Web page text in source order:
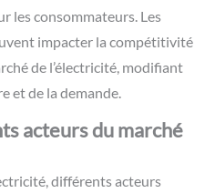
les consommateurs. Les
impacter la compétitivité
de l’électricité, modifiant
et de la demande.
acteurs du marché
différents acteurs